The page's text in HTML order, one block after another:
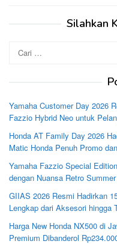
Silahkan
untuk:
Yamaha Customer Day 2026
Fazzio Hybrid Neo untuk
Honda AT Family Day 2026
Matic Honda Penuh Promo
Yamaha Fazzio Special
dengan Nuansa Retro
GIIAS 2026 Resmi Hadirkan
Lengkap dari Aksesori hingga
Harga New Honda NX500 di
Premium Dibanderol